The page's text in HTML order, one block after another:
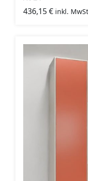
436,15€ inkl. MwSt